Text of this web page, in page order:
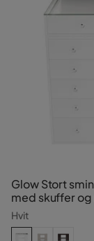
Glow Stort
med skuffer og
Hvit